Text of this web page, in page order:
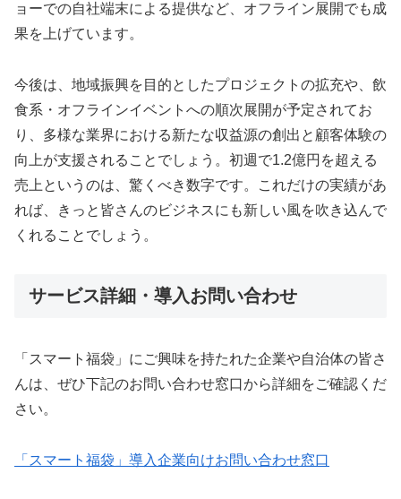
ョーでの自社端末による提供など、オフライン展開でも成
果を上げています。
今後は、地域振興を目的としたプロジェクトの拡充や、飲
食系・オフラインイベントへの順次展開が予定されてお
り、多様な業界における新たな収益源の創出と顧客体験の
向上が支援されることでしょう。初週で1.2億円を超える
売上というのは、驚くべき数字です。これだけの実績があ
れば、きっと皆さんのビジネスにも新しい風を吹き込んで
くれることでしょう。
サービス詳細・導入お問い合わせ
「スマート福袋」にご興味を持たれた企業や自治体の皆さ
んは、ぜひ下記のお問い合わせ窓口から詳細をご確認くだ
さい。
「スマート福袋」導入企業向けお問い合わせ窓口